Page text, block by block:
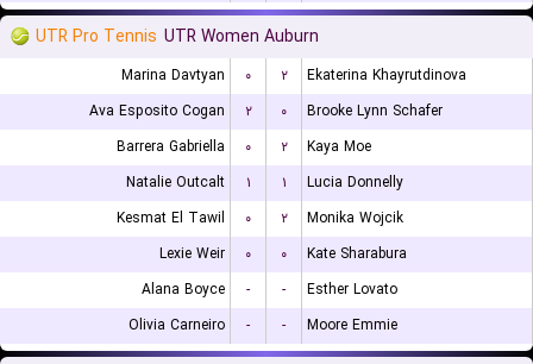
UTR Pro Tennis UTR Women Auburn
Marina Davtyan ۰ ۲
Ekaterina Khayrutdinova
Ava Esposito Cogan
۲ ۰
Brooke Lynn Schafer
Barrera Gabriella
۰ ۲
Kaya Moe
Natalie Outcalt
۱ ۱
Lucia Donnelly
Kesmat El Tawil
۰ ۲
Monika Wojcik
Lexie Weir
۰ ۰
Kate Sharabura
Alana Boyce
- -
Esther Lovato
Olivia Carneiro
- - Moore Emmie